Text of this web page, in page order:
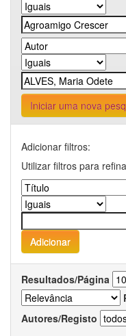
Iniciar uma nova
Adicionar filtros:
Utilizar filtros para
Resultados/Página
Autores/Registo